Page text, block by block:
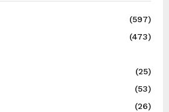
(597)
(473)
(25)
(53)
(26)